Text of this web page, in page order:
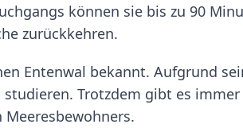
können sie bis zu 90
zurückkehren.
Entenwal bekannt. Aufgrund
Trotzdem gibt es immer